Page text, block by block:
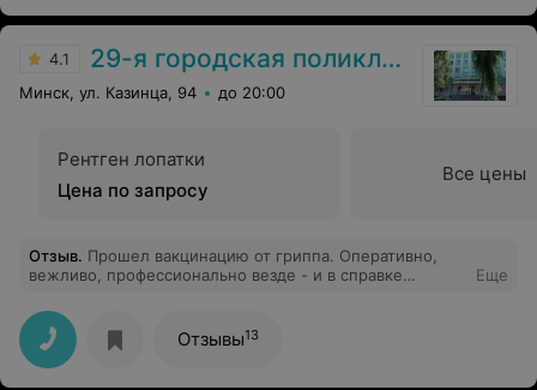
4.1 29-я городская поликлиника
Минск, ул. Казинца, 94 до 20:00
Рентген лопатки
Цена по запросу
Все цены
Отзыв. Прошел вакцинацию от гриппа. Оперативно,
вежливо, профессионально везде - и в справке
терапевта, и в процедурном кабинете особенно!
Огромное спасибо коллективу. Здоровья Вам и
терпения
Еще
Отзывы13